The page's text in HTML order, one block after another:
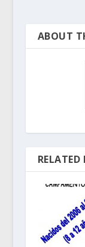
ABOUT
RELATED